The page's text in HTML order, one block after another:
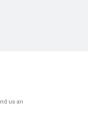
us an